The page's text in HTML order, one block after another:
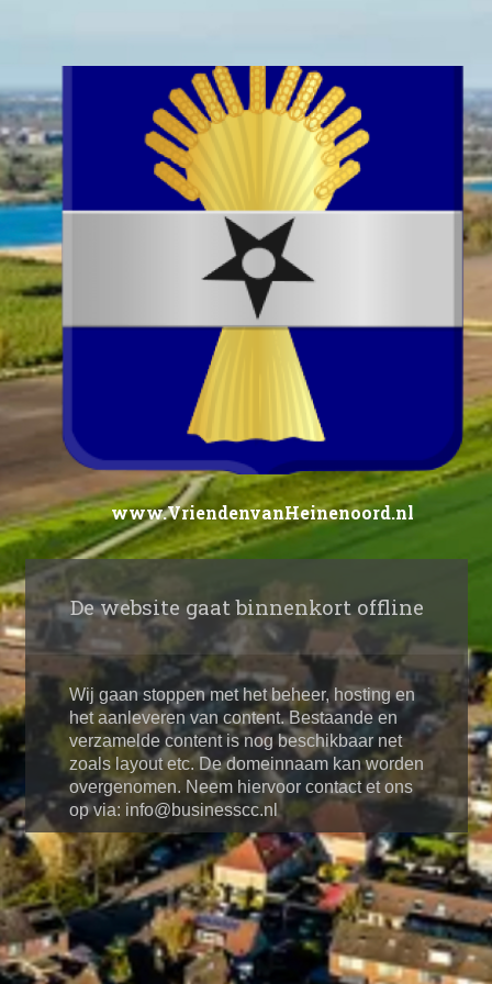
www.VriendenvanHeinenoord.nl
De website gaat binnenkort offline
Wij gaan stoppen met het beheer, hosting en
het aanleveren van content. Bestaande en
verzamelde content is nog beschikbaar net
zoals layout etc. De domeinnaam kan worden
overgenomen. Neem hiervoor contact et ons
op via: info@businesscc.nl